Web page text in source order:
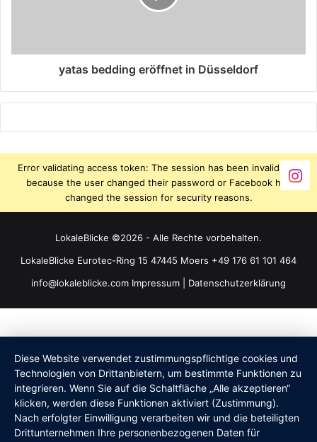
yatas bedding eröffnet in Düsseldorf
Error validating access token: The session has been invalidated
because the user changed their password or Facebook has
changed the session for security reasons.
LokaleBlicke ©2026 - Alle Rechte vorbehalten.
LokaleBlicke Eurotec-Ring 15 47445 Moers +49 176 61 101 464
info@lokaleblicke.com Impressum Datenschutzerklärung
Diese Website verwendet zustimmungspflichtige cookies und
Technologien von Drittanbietern, um bestimmte Funktionen zu
integrieren. Wenn Sie auf die Schaltfläche „Alle akzeptieren“
klicken, werden diese Funktionen aktiviert (Zustimmung).
Nach erfolgter Einwilligung verarbeiten wir und die beteiligten
Drittunternehmen Ihre personenbezogenen Daten für